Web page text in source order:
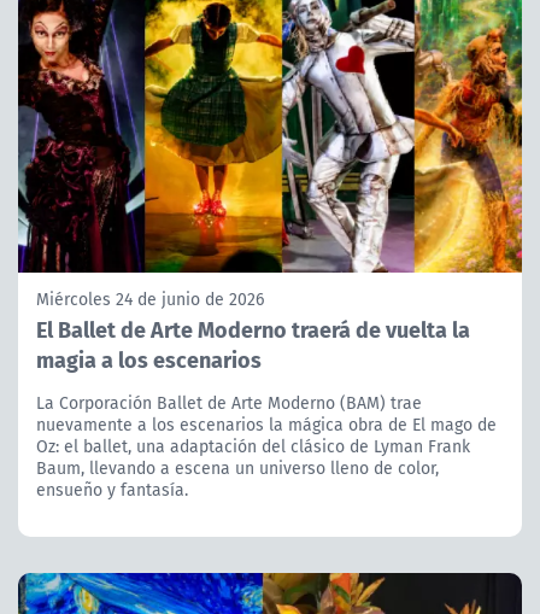
Miércoles 24 de junio de 2026
El Ballet de Arte Moderno traerá de vuelta la
magia a los escenarios
La Corporación Ballet de Arte Moderno (BAM) trae
nuevamente a los escenarios la mágica obra de El mago de
Oz: el ballet, una adaptación del clásico de Lyman Frank
Baum, llevando a escena un universo lleno de color,
ensueño y fantasía.